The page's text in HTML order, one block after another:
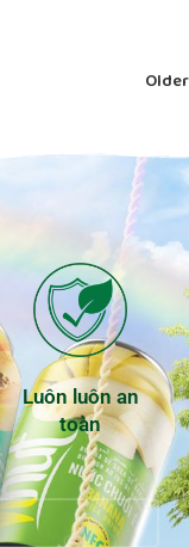
Older
Luôn luôn an
toàn